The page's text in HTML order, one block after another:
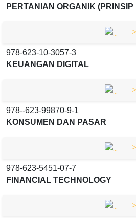
PERTANIAN ORGANIK
>
978-623-10-3057-3
KEUANGAN DIGITAL
>
978--623-99870-9-1
KONSUMEN DAN PASAR
>
978-623-5451-07-7
FINANCIAL TECHNOLOGY
>